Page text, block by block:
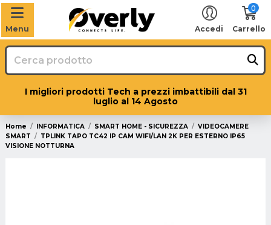
Menu Accedi
0
Carrello
I migliori prodotti Tech a prezzi imbattibili dal 31
luglio al 14 Agosto
Home INFORMATICA SMART HOME - SICUREZZA
VIDEOCAMERE
SMART
TPLINK TAPO TC42 IP CAM WIFI/LAN 2K PER ESTERNO IP65
VISIONE NOTTURNA